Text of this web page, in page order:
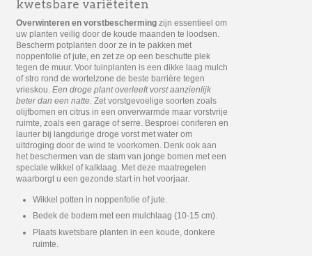
kwetsbare variëteiten
Overwinteren en vorstbescherming zijn essentieel om
uw planten veilig door de koude maanden te loodsen.
Bescherm potplanten door ze in te pakken met
noppenfolie of jute, en zet ze op een beschutte plek
tegen de muur. Voor tuinplanten is een dikke laag mulch
of stro rond de wortelzone de beste barrière tegen
vrieskou. Een droge plant overleeft vorst aanzienlijk
beter dan een natte. Zet vorstgevoelige soorten zoals
olijfbomen en citrus in een onverwarmde maar vorstvrije
ruimte, zoals een garage of serre. Besproei coniferen en
laurier bij langdurige droge vorst met water om
uitdroging door de wind te voorkomen. Denk ook aan
het beschermen van de stam van jonge bomen met een
speciale wikkel of kalklaag. Met deze maatregelen
waarborgt u een gezonde start in het voorjaar.
Wikkel potten in noppenfolie of jute.
Bedek de bodem met een mulchlaag (10-15 cm).
Plaats kwetsbare planten in een koude, donkere
ruimte.